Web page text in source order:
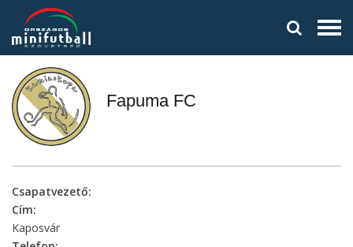
Fapuma FC
Csapatvezető:
Cím:
Kaposvár